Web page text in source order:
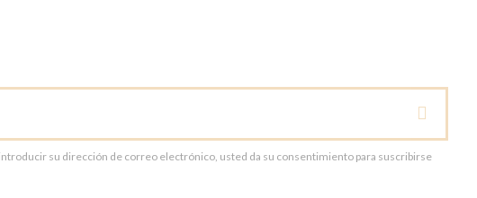
su dirección de correo electrónico, usted da su consentimiento para suscribirse